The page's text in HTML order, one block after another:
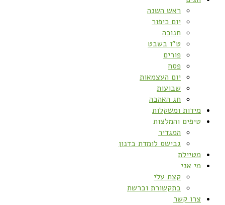
ראש השנה
יום כיפור
חנוכה
ט”ו בשבט
פורים
פסח
יום העצמאות
שבועות
חג האהבה
מידות ומשקלות
טיפים והמלצות
המגדיר
גבישס לומדת בדנון
מטיילת
מי אני
קצת עלי
בתקשורת וברשת
צרו קשר